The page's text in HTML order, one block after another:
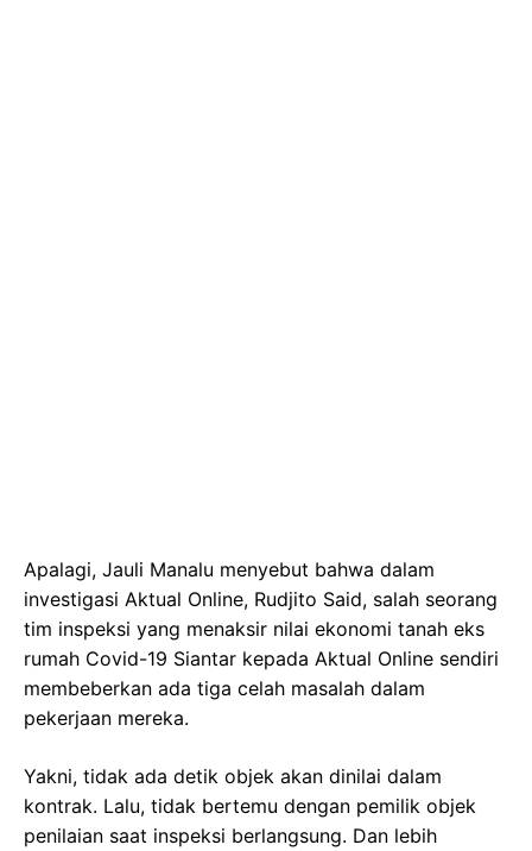
Apalagi, Jauli Manalu menyebut bahwa dalam
investigasi Aktual Online, Rudjito Said, salah seorang
tim inspeksi yang menaksir nilai ekonomi tanah eks
rumah Covid-19 Siantar kepada Aktual Online sendiri
membeberkan ada tiga celah masalah dalam
pekerjaan mereka.
Yakni, tidak ada detik objek akan dinilai dalam
kontrak. Lalu, tidak bertemu dengan pemilik objek
penilaian saat inspeksi berlangsung. Dan lebih